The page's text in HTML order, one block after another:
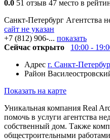
0.0 51 отзыв 47 место в
Санкт-Петербург Агентства
сайт не указан
+7 (812) 906-... показать
Сейчас открыто
10:00 -
Адрес г. Санкт-
Район
Показать на карте
Уникальная компания Real
помочь в услуги агентства
собственный дом. Также
общестроительными